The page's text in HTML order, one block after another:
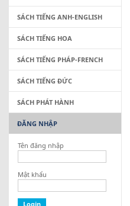
SÁCH TIẾNG ANH-ENGLISH
SÁCH TIẾNG HOA
SÁCH TIẾNG PHÁP-FRENCH
SÁCH TIẾNG ĐỨC
SÁCH PHÁT HÀNH
ĐĂNG NHẬP
Tên đăng nhập
Mật khẩu